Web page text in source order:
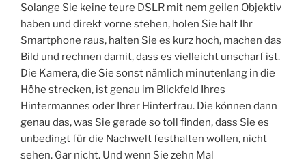
Solange Sie keine teure DSLR mit nem geilen Objektiv
haben und direkt vorne stehen, holen Sie halt Ihr
Smartphone raus, halten Sie es kurz hoch, machen das
Bild und rechnen damit, dass es vielleicht unscharf ist.
Die Kamera, die Sie sonst nämlich minutenlang in die
Höhe strecken, ist genau im Blickfeld Ihres
Hintermannes oder Ihrer Hinterfrau. Die können dann
genau das, was Sie gerade so toll finden, dass Sie es
unbedingt für die Nachwelt festhalten wollen, nicht
sehen. Gar nicht. Und wenn Sie zehn Mal